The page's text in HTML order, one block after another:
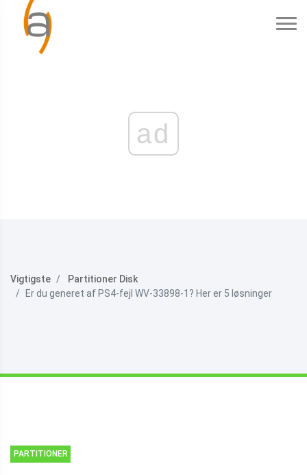
ad
Vigtigste
Partitioner Disk
Er du generet af PS4-fejl WV-33898-1? Her er 5 løsninger
PARTITIONER